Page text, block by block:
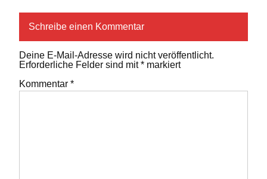
Schreibe einen Kommentar
Deine E-Mail-Adresse wird nicht veröffentlicht.
Erforderliche Felder sind mit* markiert
Kommentar *